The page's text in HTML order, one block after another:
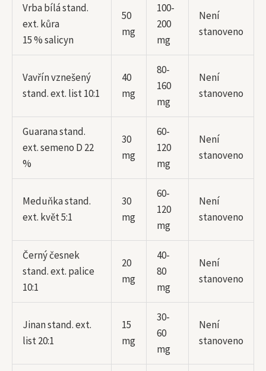
Vrba bílá stand.
ext. kůra
15 % salicyn
50
mg
100-
200
mg
Není
stanoveno
Vavřín vznešený
stand. ext. list 10:1
40
mg
80-
160
mg
Není
stanoveno
Guarana stand.
ext. semeno D 22
%
30
mg
60-
120
mg
Není
stanoveno
Meduňka stand.
ext. květ 5:1
30
mg
60-
120
mg
Není
stanoveno
Černý česnek
stand. ext. palice
10:1
20
mg
40-
80
mg
Není
stanoveno
Jinan stand. ext.
list 20:1
15
mg
30-
60
mg
Není
stanoveno